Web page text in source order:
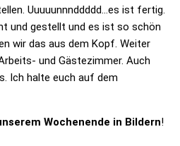
Uuuuunnnddddd…es ist fertig.
und gestellt und es ist so schön
wir das aus dem Kopf. Weiter
und Gästezimmer. Auch
Ich halte euch auf dem
Wochenende in Bildern!